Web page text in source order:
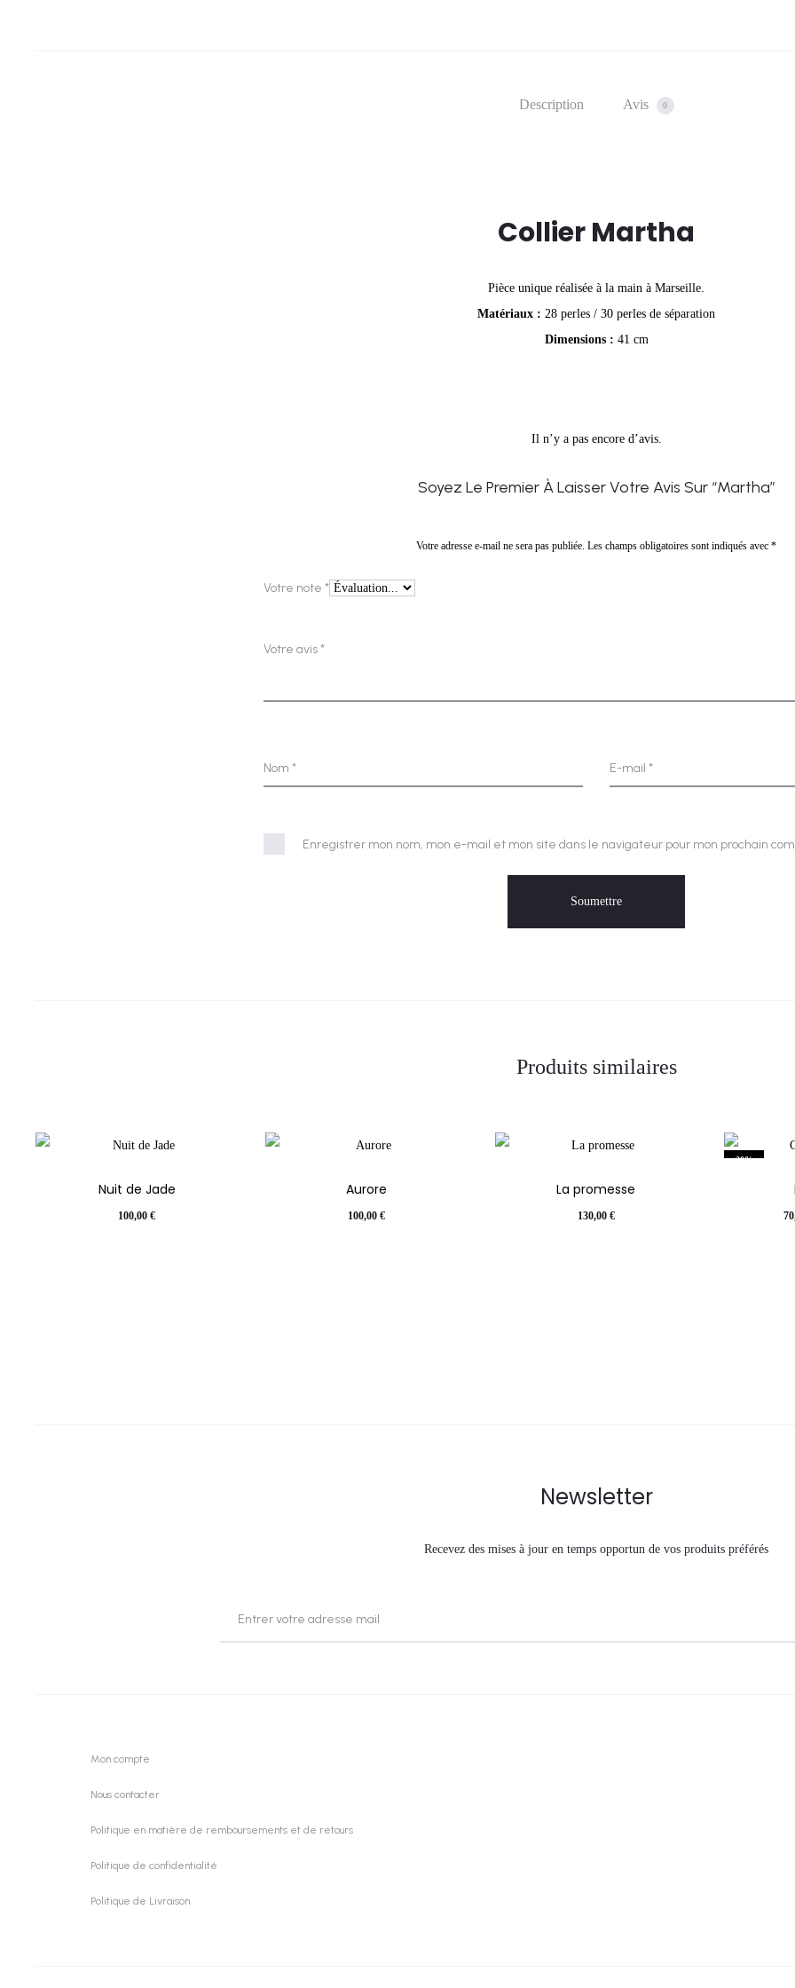
Description Avis 0
Collier Martha
Pièce unique réalisée à la main à Marseille.
Matériaux : 28 perles / 30 perles de séparation
Dimensions : 41 cm
s
Il n’y a pas encore d’avis.
Soyez Le Premier À Laisser Votre Avis Sur “Martha”
Votre adresse e-mail ne sera pas publiée. Les champs obligatoires sont indiqués avec *
Votre note *
Votre avis*
Nom * E-mail *
Enregistrer mon nom, mon e-mail et mon site dans le navigateur pour mon prochain
Produits similaires
Nuit de Jade
100,00€
Aurore
100,00€
La promesse
130,00 €
30%
Le
Newsletter
Recevez des mises à jour en temps opportun de vos produits préférés
Mon compte
Nous contacter
Politique en matière de remboursements et de retours
Politique de confidentialité
Politique de Livraison